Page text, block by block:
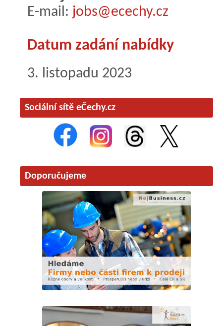
E-mail: jobs@ecechy.cz
Datum zadání nabídky
3. listopadu 2023
Sociální sítě eČechy.cz
Doporučujeme